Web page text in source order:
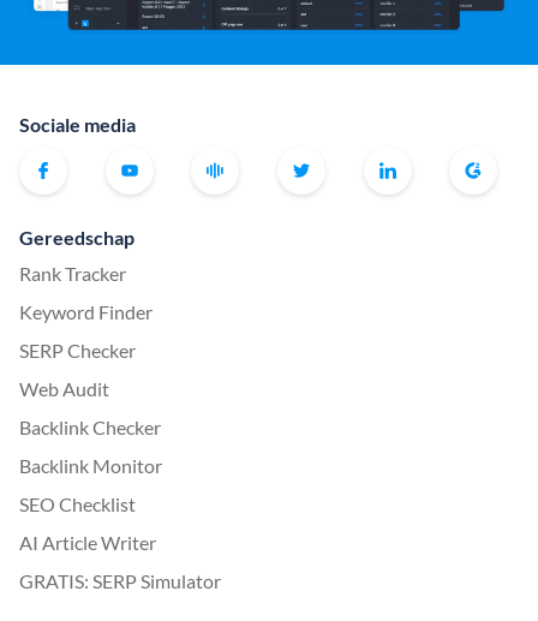
Sociale media
Gereedschap
Rank Tracker
Keyword Finder
SERP Checker
Web Audit
Backlink Checker
Backlink Monitor
SEO Checklist
AI Article Writer
GRATIS: SERP Simulator